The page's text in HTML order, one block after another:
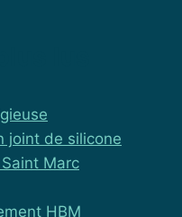
joint de silicone
Marc
HBM